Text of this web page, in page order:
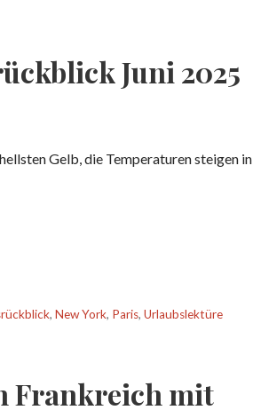
Juni 2025
Gelb, die Temperaturen steigen in
,New York, Paris,Urlaubslektüre
Frankreich mit